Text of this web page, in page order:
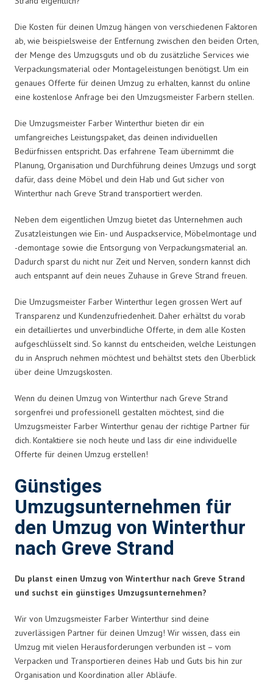
Die Kosten für deinen Umzug hängen von verschiedenen Faktoren
ab, wie beispielsweise der Entfernung zwischen den beiden Orten,
der Menge des Umzugsguts und ob du zusätzliche Services wie
Verpackungsmaterial oder Montageleistungen benötigst. Um ein
genaues Offerte für deinen Umzug zu erhalten, kannst du online
eine kostenlose Anfrage bei den Umzugsmeister Farbern stellen.
Die Umzugsmeister Farber Winterthur bieten dir ein
umfangreiches Leistungspaket, das deinen individuellen
Bedürfnissen entspricht. Das erfahrene Team übernimmt die
Planung, Organisation und Durchführung deines Umzugs und sorgt
dafür, dass deine Möbel und dein Hab und Gut sicher von
Winterthur nach Greve Strand transportiert werden.
Neben dem eigentlichen Umzug bietet das Unternehmen auch
Zusatzleistungen wie Ein- und Auspackservice, Möbelmontage und
-demontage sowie die Entsorgung von Verpackungsmaterial an.
Dadurch sparst du nicht nur Zeit und Nerven, sondern kannst dich
auch entspannt auf dein neues Zuhause in Greve Strand freuen.
Die Umzugsmeister Farber Winterthur legen grossen Wert auf
Transparenz und Kundenzufriedenheit. Daher erhältst du vorab
ein detailliertes und unverbindliche Offerte, in dem alle Kosten
aufgeschlüsselt sind. So kannst du entscheiden, welche Leistungen
du in Anspruch nehmen möchtest und behältst stets den Überblick
über deine Umzugskosten.
Wenn du deinen Umzug von Winterthur nach Greve Strand
sorgenfrei und professionell gestalten möchtest, sind die
Umzugsmeister Farber Winterthur genau der richtige Partner für
dich. Kontaktiere sie noch heute und lass dir eine individuelle
Offerte für deinen Umzug erstellen!
Günstiges
Umzugsunternehmen für
den Umzug von Winterthur
nach Greve Strand
Du planst einen Umzug von Winterthur nach Greve Strand
und suchst ein günstiges Umzugsunternehmen?
Wir von Umzugsmeister Farber Winterthur sind deine
zuverlässigen Partner für deinen Umzug! Wir wissen, dass ein
Umzug mit vielen Herausforderungen verbunden ist – vom
Verpacken und Transportieren deines Hab und Guts bis hin zur
Organisation und Koordination aller Abläufe.